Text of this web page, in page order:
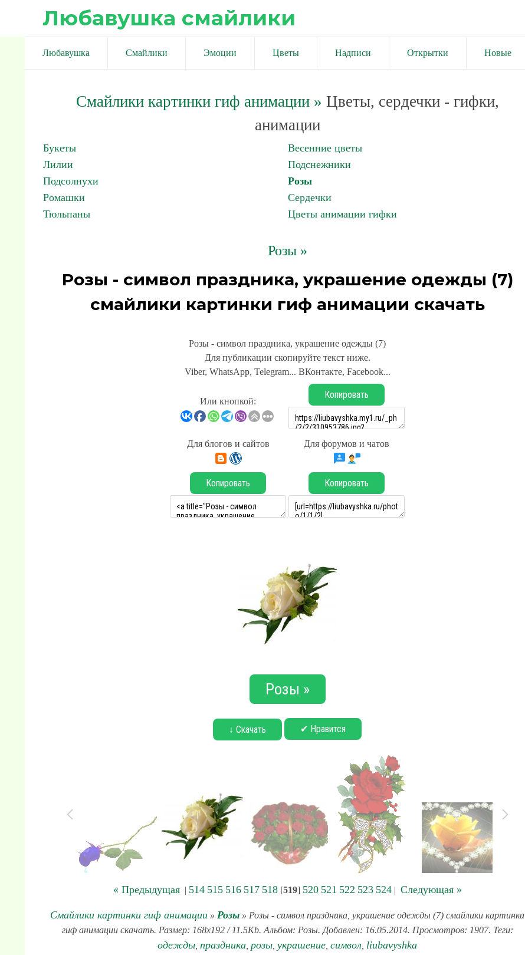
Любавушка смайлики
Любавушка Смайлики Эмоции Цветы Надписи Открытки Новые
Смайлики картинки гиф анимации» Цветы, сердечки - гифки,
анимации
Букеты
Весенние цветы
Лилии
Подснежники
Подсолнухи
Розы
Ромашки
Сердечки
Тюльпаны
Цветы анимации гифки
Розы »
Розы - символ праздника, украшение одежды (7)
смайлики картинки гиф анимации скачать
Розы - символ праздника, украшение одежды (7)
Для публикации скопируйте текст ниже.
Viber, WhatsApp, Telegram... ВКонтакте, Facebook...
Или кнопкой:
Копировать
Для блогов и сайтов Для форумов и чатов
Копировать Копировать
Розы »
↓ Скачать ✔ Нравится
« Предыдущая| 514 515 516 517 518[519] 520 521 522 523 524| Следующая »
Смайлики картинки гиф анимации » Розы » Розы - символ праздника, украшение одежды (7) смайлики картинки
гиф анимации скачать. Размер: 168x192 / 11.5Kb. Альбом: Розы. Добавлен: 16.05.2014. Просмотров: 1907. Теги:
одежды праздника розы украшение символ liubavyshka